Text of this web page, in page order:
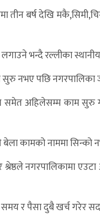
तीन बर्ष देखि
भन्दै रल्लीका
सुरु नभए पछि नगरपालिका
समेत अहिलेसम्म काम
कामको नाममा सिन्को
नगरपालिकामा
र पैसा दुबै खर्च गरेर